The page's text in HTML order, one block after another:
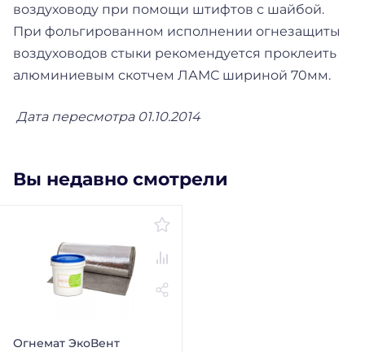
воздуховоду при помощи штифтов с шайбой.
При фольгированном исполнении огнезащиты
воздуховодов стыки рекомендуется проклеить
алюминиевым скотчем ЛАМС шириной 70мм.
Дата пересмотра 01.10.2014
Вы недавно смотрели
Огнемат ЭкоВент